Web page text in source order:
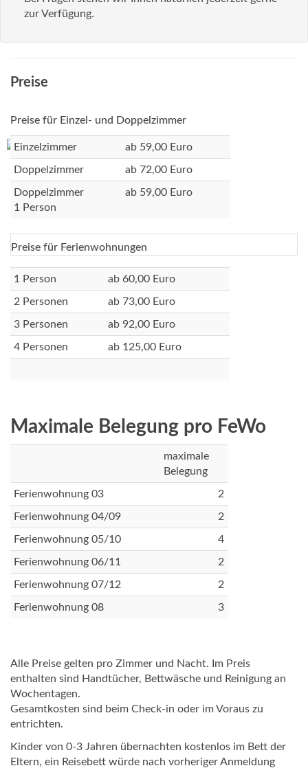
zur Verfügung.
Preise
Preise für Einzel- und Doppelzimmer
Einzelzimmer ab 59,00 Euro
Doppelzimmer ab 72,00 Euro
Doppelzimmer
1 Person
ab 59,00 Euro
Preise für Ferienwohnungen
1 Person ab 60,00 Euro
2 Personen ab 73,00 Euro
3 Personen ab 92,00 Euro
4 Personen ab 125,00 Euro
Maximale Belegung pro FeWo
maximale
Belegung
Ferienwohnung 03 2
Ferienwohnung 04/09 2
Ferienwohnung 05/10 4
Ferienwohnung 06/11 2
Ferienwohnung 07/12 2
Ferienwohnung 08 3
Alle Preise gelten pro Zimmer und Nacht. Im Preis
enthalten sind Handtücher, Bettwäsche und Reinigung an
Wochentagen.
Gesamtkosten sind beim Check-in oder im Voraus zu
entrichten.
Kinder von 0-3 Jahren übernachten kostenlos im Bett der
Eltern, ein Reisebett würde nach vorheriger Anmeldung